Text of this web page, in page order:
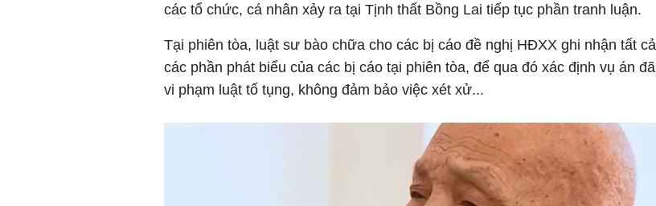
các tổ chức, cá nhân xảy ra tại Tịnh thất Bồng Lai tiếp tục phần tranh luận.
Tại phiên tòa, luật sư bào chữa cho các bị cáo đề nghị HĐXX ghi nhận tất cả
các phần phát biểu của các bị cáo tại phiên tòa, để qua đó xác định vụ án đã
vi phạm luật tố tụng, không đảm bảo việc xét xử...